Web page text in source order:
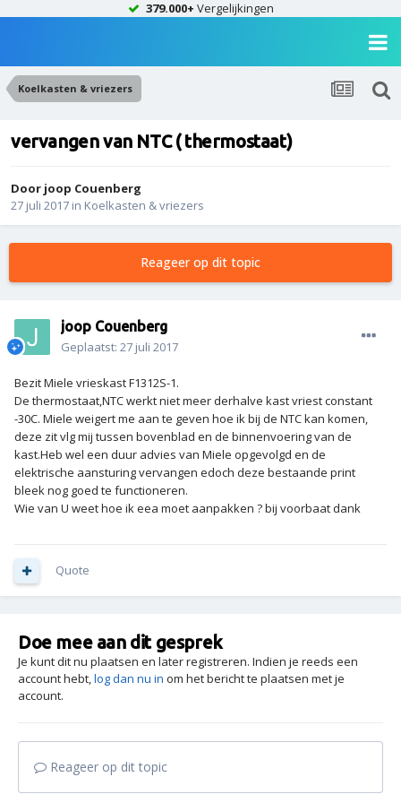
379.000+ Vergelijkingen
Koelkasten & vriezers
vervangen van NTC ( thermostaat)
Door joop Couenberg
27 juli 2017 in Koelkasten & vriezers
Reageer op dit topic
joop Couenberg
Geplaatst: 27 juli 2017
Bezit Miele vrieskast F1312S-1.
De thermostaat,NTC werkt niet meer derhalve kast vriest constant
-30C. Miele weigert me aan te geven hoe ik bij de NTC kan komen,
deze zit vlg mij tussen bovenblad en de binnenvoering van de
kast.Heb wel een duur advies van Miele opgevolgd en de
elektrische aansturing vervangen edoch deze bestaande print
bleek nog goed te functioneren.
Wie van U weet hoe ik eea moet aanpakken ? bij voorbaat dank
Quote
Doe mee aan dit gesprek
Je kunt dit nu plaatsen en later registreren. Indien je reeds een
account hebt,log dan nu in om het bericht te plaatsen met je
account.
Reageer op dit topic